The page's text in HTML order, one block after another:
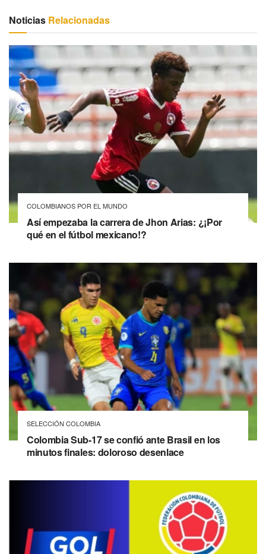
Noticias Relacionadas
COLOMBIANOS POR EL MUNDO
Así empezaba la carrera de Jhon Arias: ¿¡Por
qué en el fútbol mexicano!?
SELECCIÓN COLOMBIA
Colombia Sub-17 se confió ante Brasil en los
minutos finales: doloroso desenlace